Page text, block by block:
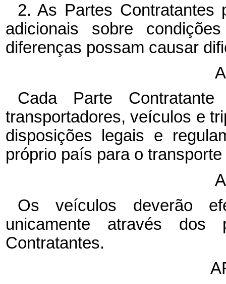
2. As Partes Contratantes
adicionais sobre
diferenças possam causar
Cada Parte
transportadores, veículos e
disposições legais e
próprio país para o
Os veículos deverão
unicamente através dos
Contratantes.